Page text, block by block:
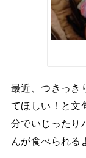
最近、つきっき
てほしい！と文
分でいじったり
んが食べられる